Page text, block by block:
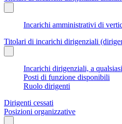
Incarichi amministrativi di
Titolari di incarichi dirigenziali
Incarichi dirigenziali, a
Posti di funzione disponibili
Ruolo dirigenti
Dirigenti cessati
Posizioni organizzative